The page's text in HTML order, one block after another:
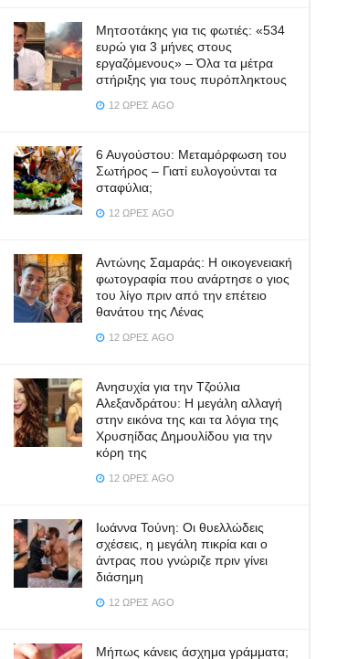
Μητσοτάκης για τις φωτιές: «534
ευρώ για 3 μήνες στους
εργαζόμενους» – Όλα τα μέτρα
στήριξης για τους πυρόπληκτους
12 ΏΡΕΣ AGO
6 Αυγούστου: Μεταμόρφωση του
Σωτήρος – Γιατί ευλογούνται τα
σταφύλια;
12 ΏΡΕΣ AGO
Αντώνης Σαμαράς: Η οικογενειακή
φωτογραφία που ανάρτησε ο γιος
του λίγο πριν από την επέτειο
θανάτου της Λένας
12 ΏΡΕΣ AGO
Ανησυχία για την Τζούλια
Αλεξανδράτου: Η μεγάλη αλλαγή
στην εικόνα της και τα λόγια της
Χρυσηίδας Δημουλίδου για την
κόρη της
12 ΏΡΕΣ AGO
Ιωάννα Τούνη: Οι θυελλώδεις
σχέσεις, η μεγάλη πικρία και ο
άντρας που γνώριζε πριν γίνει
διάσημη
12 ΏΡΕΣ AGO
Μήπως κάνεις άσχημα γράμματα;